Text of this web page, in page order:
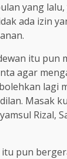
yang
ada izin
itu pun
agar
lagi
Masak
Rizal,
pun